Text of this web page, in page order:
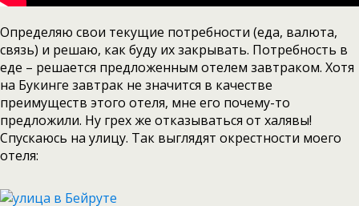
Определяю свои текущие потребности (еда, валюта,
связь) и решаю, как буду их закрывать. Потребность в
еде – решается предложенным отелем завтраком. Хотя
на Букинге завтрак не значится в качестве
преимуществ этого отеля, мне его почему-то
предложили. Ну грех же отказываться от халявы!
Спускаюсь на улицу. Так выглядят окрестности моего
отеля: